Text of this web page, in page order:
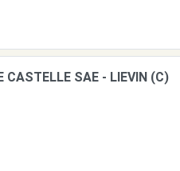
SAE - LIEVIN (C)